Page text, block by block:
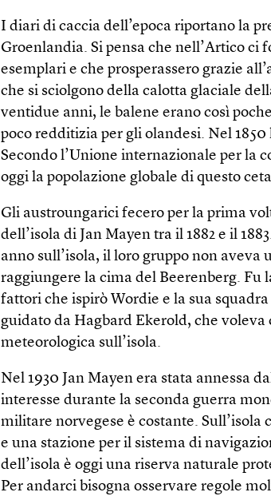
I diari di caccia dell’epoca riportano la
Groenlandia. Si pensa che nell’Artico ci
esemplari e che prosperassero grazie
che si sciolgono della calotta glaciale
ventidue anni, le balene erano così
poco redditizia per gli olandesi. Nel
Secondo l’Unione internazionale per la
oggi la popolazione globale di questo
Gli austroungarici fecero per la prima
dell’isola di Jan Mayen tra il 1882 e il
anno sull’isola, il loro gruppo non aveva
raggiungere la cima del Beerenberg. Fu
fattori che ispirò Wordie e la sua
guidato da Hagbard Ekerold, che
meteorologica sull’isola.
Nel 1930 Jan Mayen era stata annessa
interesse durante la seconda guerra
militare norvegese è costante. Sull’isola
e una stazione per il sistema di
dell’isola è oggi una riserva naturale
Per andarci bisogna osservare regole